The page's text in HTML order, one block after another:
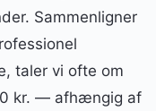
Sammenligner
taler vi ofte om
kr. — afhængig af